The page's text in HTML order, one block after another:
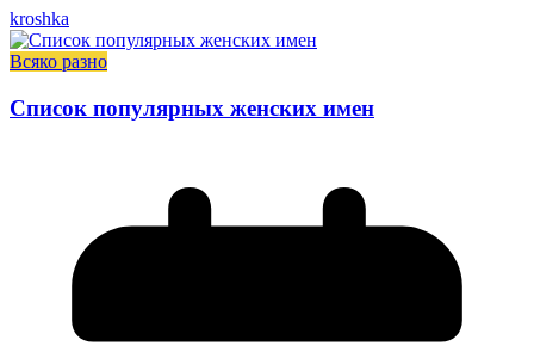
kroshka
Всяко разно
Список популярных женских имен